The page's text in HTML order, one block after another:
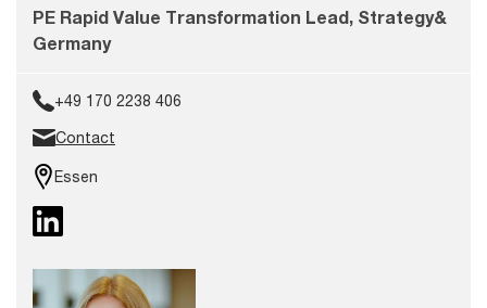
PE Rapid Value Transformation Lead, Strategy&
Germany
+49 170 2238 406
Contact
Essen